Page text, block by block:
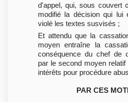
d'appel, qui, sous couvert
modifié la décision qui lui
violé les textes susvisés ;
Et attendu que la
moyen entraîne la
conséquence du chef de
par le second moyen
intérêts pour procédure
PAR CES